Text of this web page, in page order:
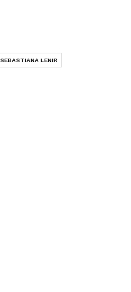
SEBASTIANA LENIR